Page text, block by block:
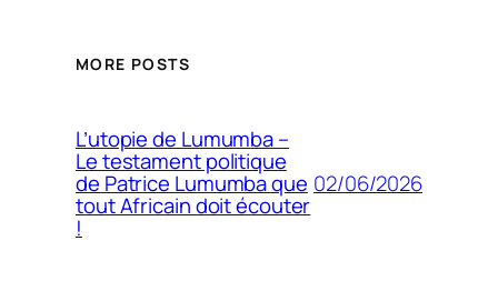
MORE POSTS
L’utopie de Lumumba –
Le testament politique
de Patrice Lumumba que
tout Africain doit écouter
!
02/06/2026